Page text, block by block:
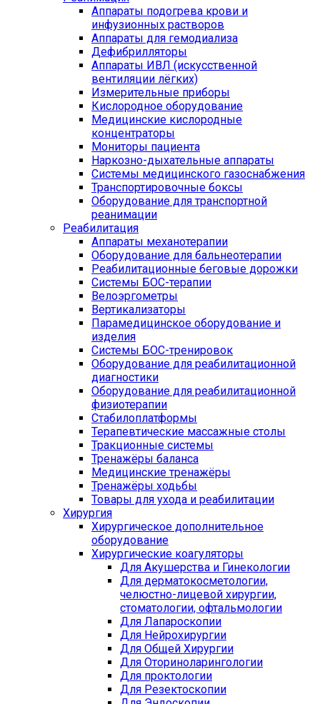
Аппараты подогрева крови и
инфузионных растворов
Аппараты для гемодиализа
Дефибрилляторы
Аппараты ИВЛ (искусственной
вентиляции лёгких)
Измерительные приборы
Кислородное оборудование
Медицинские кислородные
концентраторы
Мониторы пациента
Наркозно-дыхательные аппараты
Системы медицинского газоснабжения
Транспортировочные боксы
Оборудование для транспортной
реанимации
Реабилитация
Аппараты механотерапии
Оборудование для бальнеотерапии
Реабилитационные беговые дорожки
Системы БОС-терапии
Велоэргометры
Вертикализаторы
Парамедицинское оборудование и
изделия
Системы БОС-тренировок
Оборудование для реабилитационной
диагностики
Оборудование для реабилитационной
физиотерапии
Стабилоплатформы
Терапевтические массажные столы
Тракционные системы
Тренажёры баланса
Медицинские тренажёры
Тренажёры ходьбы
Товары для ухода и реабилитации
Хирургия
Хирургическое дополнительное
оборудование
Хирургические коагуляторы
Для Акушерства и Гинекологии
Для дерматокосметологии,
челюстно-лицевой хирургии,
стоматологии, офтальмологии
Для Лапароскопии
Для Нейрохирургии
Для Общей Хирургии
Для Оториноларингологии
Для проктологии
Для Резектоскопии